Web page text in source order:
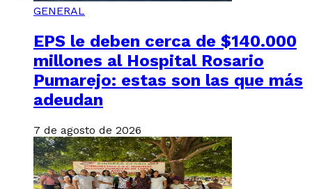
GENERAL
EPS le deben cerca de $140.000
millones al Hospital Rosario
Pumarejo: estas son las que más
adeudan
7 de agosto de 2026